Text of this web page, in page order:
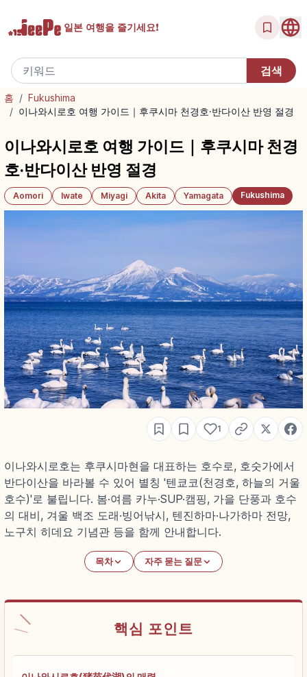
일본 여행을 즐기세요!
홈 / Fukushima
/ 이나와시로호 여행 가이드｜후쿠시마 천경호·반다이산 반영 절경
이나와시로호 여행 가이드｜후쿠시마 천경
호·반다이산 반영 절경
Aomori Iwate Miyagi Akita Yamagata Fukushima
1
이나와시로호는 후쿠시마현을 대표하는 호수로, 호숫가에서
반다이산을 바라볼 수 있어 별칭 '텐쿄코(천경호, 하늘의 거울
호수)'로 불립니다. 봄·여름 카누·SUP·캠핑, 가을 단풍과 호수
의 대비, 겨울 백조 도래·빙어낚시, 텐진하마·나가하마 전망,
노구치 히데요 기념관 등을 함께 안내합니다.
목차 자주 묻는 질문
핵심 포인트